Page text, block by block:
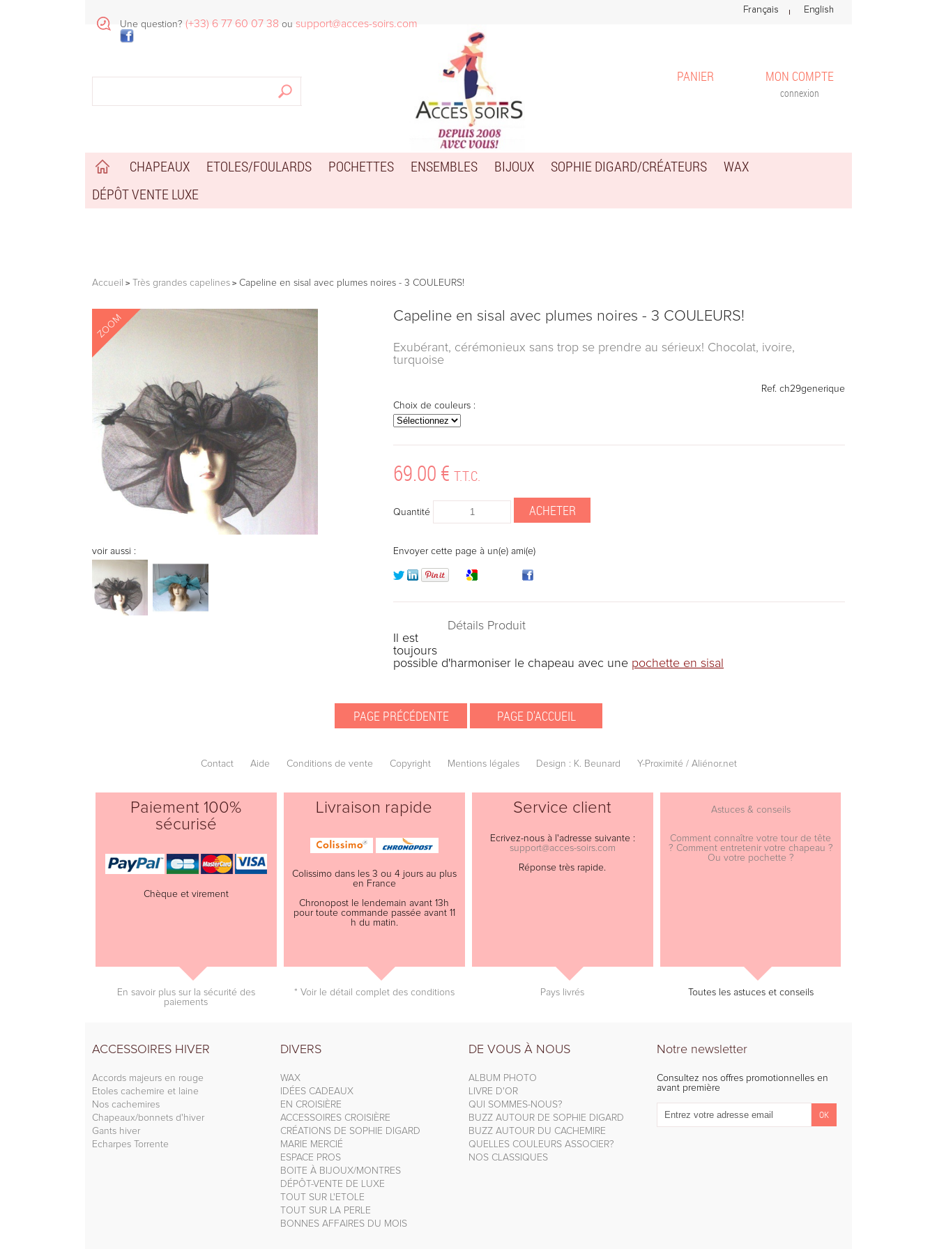
MON COMPTE
connexion
PANIER
CHAPEAUX ETOLES/FOULARDS POCHETTES ENSEMBLES BIJOUX SOPHIE DIGARD/CRÉATEURS
WAX
DÉPÔT VENTE LUXE
Accueil Très grandes capelines Capeline en sisal avec plumes noires - 3 COULEURS!
ZOOM
voir aussi :
Capeline en sisal avec plumes noires - 3 COULEURS!
Exubérant, cérémonieux sans trop se prendre au sérieux! Chocolat, ivoire,
turquoise
Ref. ch29generique
Choix de couleurs :
69.00 € T.T.C.
Quantité
Envoyer cette page à un(e) ami(e)
Détails Produit
Il est
toujours
possible d'harmoniser le chapeau avec une pochette en sisal
Contact Aide Conditions de vente Copyright Mentions légales Design : K. Beunard Y-Proximité / Aliénor.net
Paiement 100%
sécurisé
Chèque et virement
En savoir plus sur la sécurité des
paiements
Livraison rapide
Colissimo dans les 3 ou 4 jours au plus
en France
Chronopost le lendemain avant 13h
pour toute commande passée avant 11
h du matin.
* Voir le détail complet des conditions
Service client
Ecrivez-nous à l'adresse suivante :
support@acces-soirs.com
Réponse très rapide.
Pays livrés
Astuces & conseils
Comment connaître votre tour de tête
? Comment entretenir votre chapeau ?
Ou votre pochette ?
Toutes les astuces et conseils
ACCESSOIRES HIVER
Accords majeurs en rouge
Etoles cachemire et laine
Nos cachemires
Chapeaux/bonnets d'hiver
Gants hiver
Echarpes Torrente
DIVERS
WAX
IDÉES CADEAUX
EN CROISIÈRE
ACCESSOIRES CROISIÈRE
CRÉATIONS DE SOPHIE DIGARD
MARIE MERCIÉ
ESPACE PROS
BOITE À BIJOUX/MONTRES
DÉPÔT-VENTE DE LUXE
TOUT SUR L'ETOLE
TOUT SUR LA PERLE
BONNES AFFAIRES DU MOIS
DE VOUS À NOUS
ALBUM PHOTO
LIVRE D'OR
QUI SOMMES-NOUS?
BUZZ AUTOUR DE SOPHIE DIGARD
BUZZ AUTOUR DU CACHEMIRE
QUELLES COULEURS ASSOCIER?
NOS CLASSIQUES
Notre newsletter
Consultez nos offres promotionnelles en
avant première
Une question? (+33) 6 77 60 07 38 ou support@acces-soirs.com